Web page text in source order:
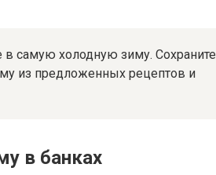
самую холодную зиму. Сохраните
из предложенных рецептов и
в банках